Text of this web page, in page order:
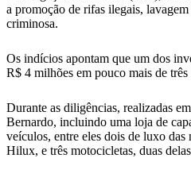
a promoção de rifas ilegais,
criminosa.
Os indícios apontam que um dos
R$ 4 milhões em pouco mais de
Durante as diligências, realizadas
Bernardo, incluindo uma loja de
veículos, entre eles dois de luxo das
Hilux, e três motocicletas, duas